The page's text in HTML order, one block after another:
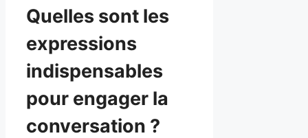
Quelles sont les
expressions
indispensables
pour engager la
conversation ?